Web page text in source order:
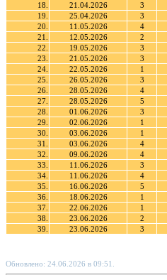
18.
21.04.2026 3
19.
25.04.2026 3
20.
11.05.2026 4
21.
12.05.2026 2
22.
19.05.2026 3
23.
21.05.2026 3
24.
22.05.2026 1
25.
26.05.2026 3
26.
28.05.2026 4
27.
28.05.2026 5
28.
01.06.2026 3
29.
02.06.2026 1
30.
03.06.2026 1
31.
03.06.2026 4
32.
09.06.2026 4
33.
11.06.2026 3
34.
11.06.2026 4
35.
16.06.2026 5
36.
18.06.2026 1
37.
22.06.2026 1
38.
23.06.2026 2
39.
23.06.2026 3
Обновлено: 24.06.2026 в 09:51.